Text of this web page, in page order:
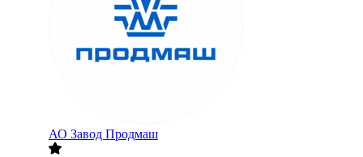
АО Завод Продмаш